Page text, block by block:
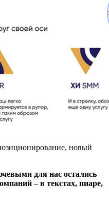
новый
для нас остались
– в текстах, пиаре,